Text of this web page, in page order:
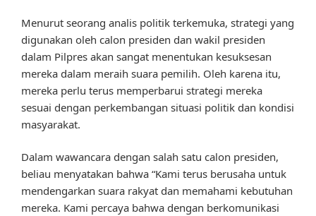
Menurut seorang analis politik terkemuka, strategi yang
digunakan oleh calon presiden dan wakil presiden
dalam Pilpres akan sangat menentukan kesuksesan
mereka dalam meraih suara pemilih. Oleh karena itu,
mereka perlu terus memperbarui strategi mereka
sesuai dengan perkembangan situasi politik dan kondisi
masyarakat.
Dalam wawancara dengan salah satu calon presiden,
beliau menyatakan bahwa “Kami terus berusaha untuk
mendengarkan suara rakyat dan memahami kebutuhan
mereka. Kami percaya bahwa dengan berkomunikasi